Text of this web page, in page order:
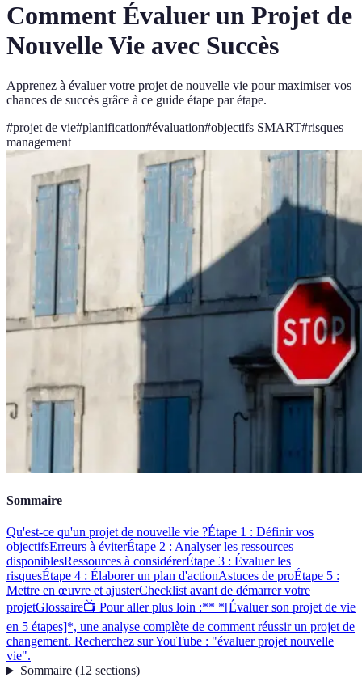
Comment Évaluer un Projet de
Nouvelle Vie avec Succès
Apprenez à évaluer votre projet de nouvelle vie pour maximiser vos
chances de succès grâce à ce guide étape par étape.
#projet de vie#planification#évaluation#objectifs SMART#risques
management
Sommaire
Qu'est-ce qu'un projet de nouvelle vie ?Étape 1 : Définir vos
objectifsErreurs à éviterÉtape 2 : Analyser les ressources
disponiblesRessources à considérerÉtape 3 : Évaluer les
risquesÉtape 4 : Élaborer un plan d'actionAstuces de proÉtape 5 :
Mettre en œuvre et ajusterChecklist avant de démarrer votre
projetGlossaire📺 Pour aller plus loin :** *[Évaluer son projet de vie
en 5 étapes]*, une analyse complète de comment réussir un projet de
changement. Recherchez sur YouTube : "évaluer projet nouvelle
vie".
Sommaire(12 sections)